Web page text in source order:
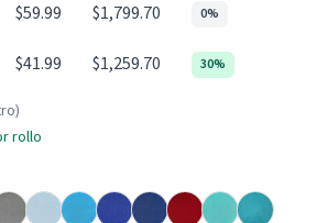
$59.99 $1,799.70 0%
$41.99 $1,259.70 30%
rollo